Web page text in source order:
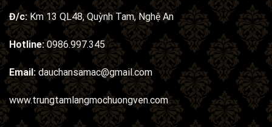
Đ/c:Km 13 QL48, Quỳnh Tam, Nghệ An
Hotline: 0986.997.345
Email: dauchansamac@gmail.com
www.trungtamlangmochuongven.com